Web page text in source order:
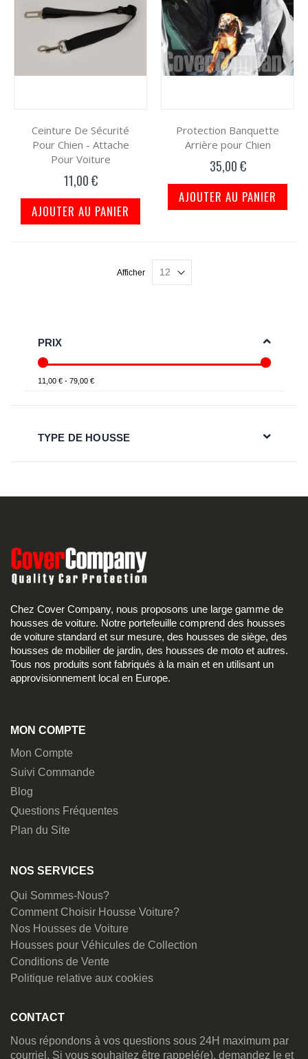
Ceinture De Sécurité
Pour Chien - Attache
Pour Voiture
11,00 €
AJOUTER AU PANIER
Protection Banquette
Arrière pour Chien
35,00 €
AJOUTER AU PANIER
Afficher
PRIX
11,00 € - 79,00 €
TYPE DE HOUSSE
Chez Cover Company, nous proposons une large gamme de
housses de voiture. Notre portefeuille comprend des housses
de voiture standard et sur mesure, des housses de siège, des
housses de mobilier de jardin, des housses de moto et autres.
Tous nos produits sont fabriqués à la main et en utilisant un
approvisionnement local en Europe.
MON COMPTE
Mon Compte
Suivi Commande
Blog
Questions Fréquentes
Plan du Site
NOS SERVICES
Qui Sommes-Nous?
Comment Choisir Housse Voiture?
Nos Housses de Voiture
Housses pour Véhicules de Collection
Conditions de Vente
Politique relative aux cookies
CONTACT
Nous répondons à vos questions sous 24H maximum par
courriel. Si vous souhaitez être rappelé(e), demandez le et